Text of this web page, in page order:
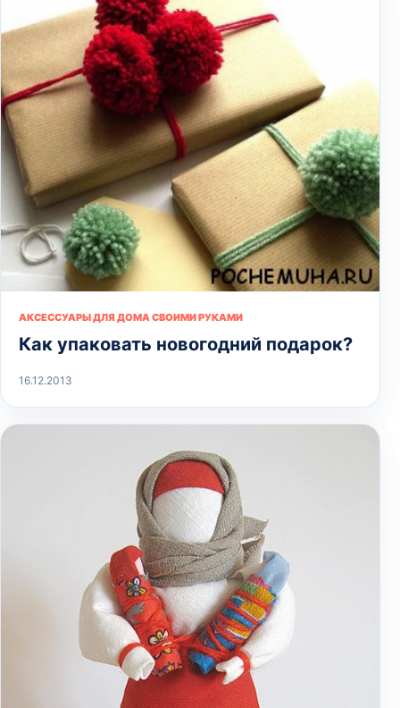
АКСЕССУАРЫ ДЛЯ ДОМА СВОИМИ РУКАМИ
Как упаковать новогодний подарок?
16.12.2013